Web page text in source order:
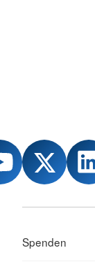
Spenden